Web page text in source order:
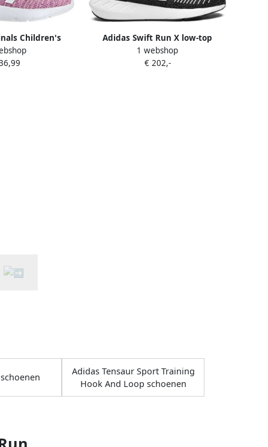
Children's
22 c gw8181
Dames
Adidas Swift Run X low-top
sneakers Zwart
1 webshop
€ 202,-
Adidas Tensaur Sport Training
Hook And Loop schoenen